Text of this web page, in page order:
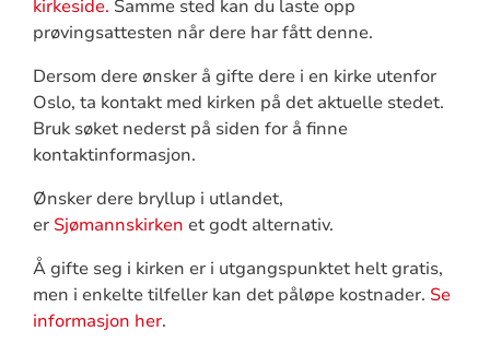
kirkeside. Samme sted kan du laste opp
prøvingsattesten når dere har fått denne.
Dersom dere ønsker å gifte dere i en kirke utenfor
Oslo, ta kontakt med kirken på det aktuelle stedet.
Bruk søket nederst på siden for å finne
kontaktinformasjon.
Ønsker dere bryllup i utlandet,
er Sjømannskirken et godt alternativ.
Å gifte seg i kirken er i utgangspunktet helt gratis,
men i enkelte tilfeller kan det påløpe kostnader. Se
informasjon her.